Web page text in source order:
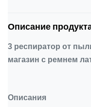
Описание
3 респиратор от
магазин с ремнем
Описания